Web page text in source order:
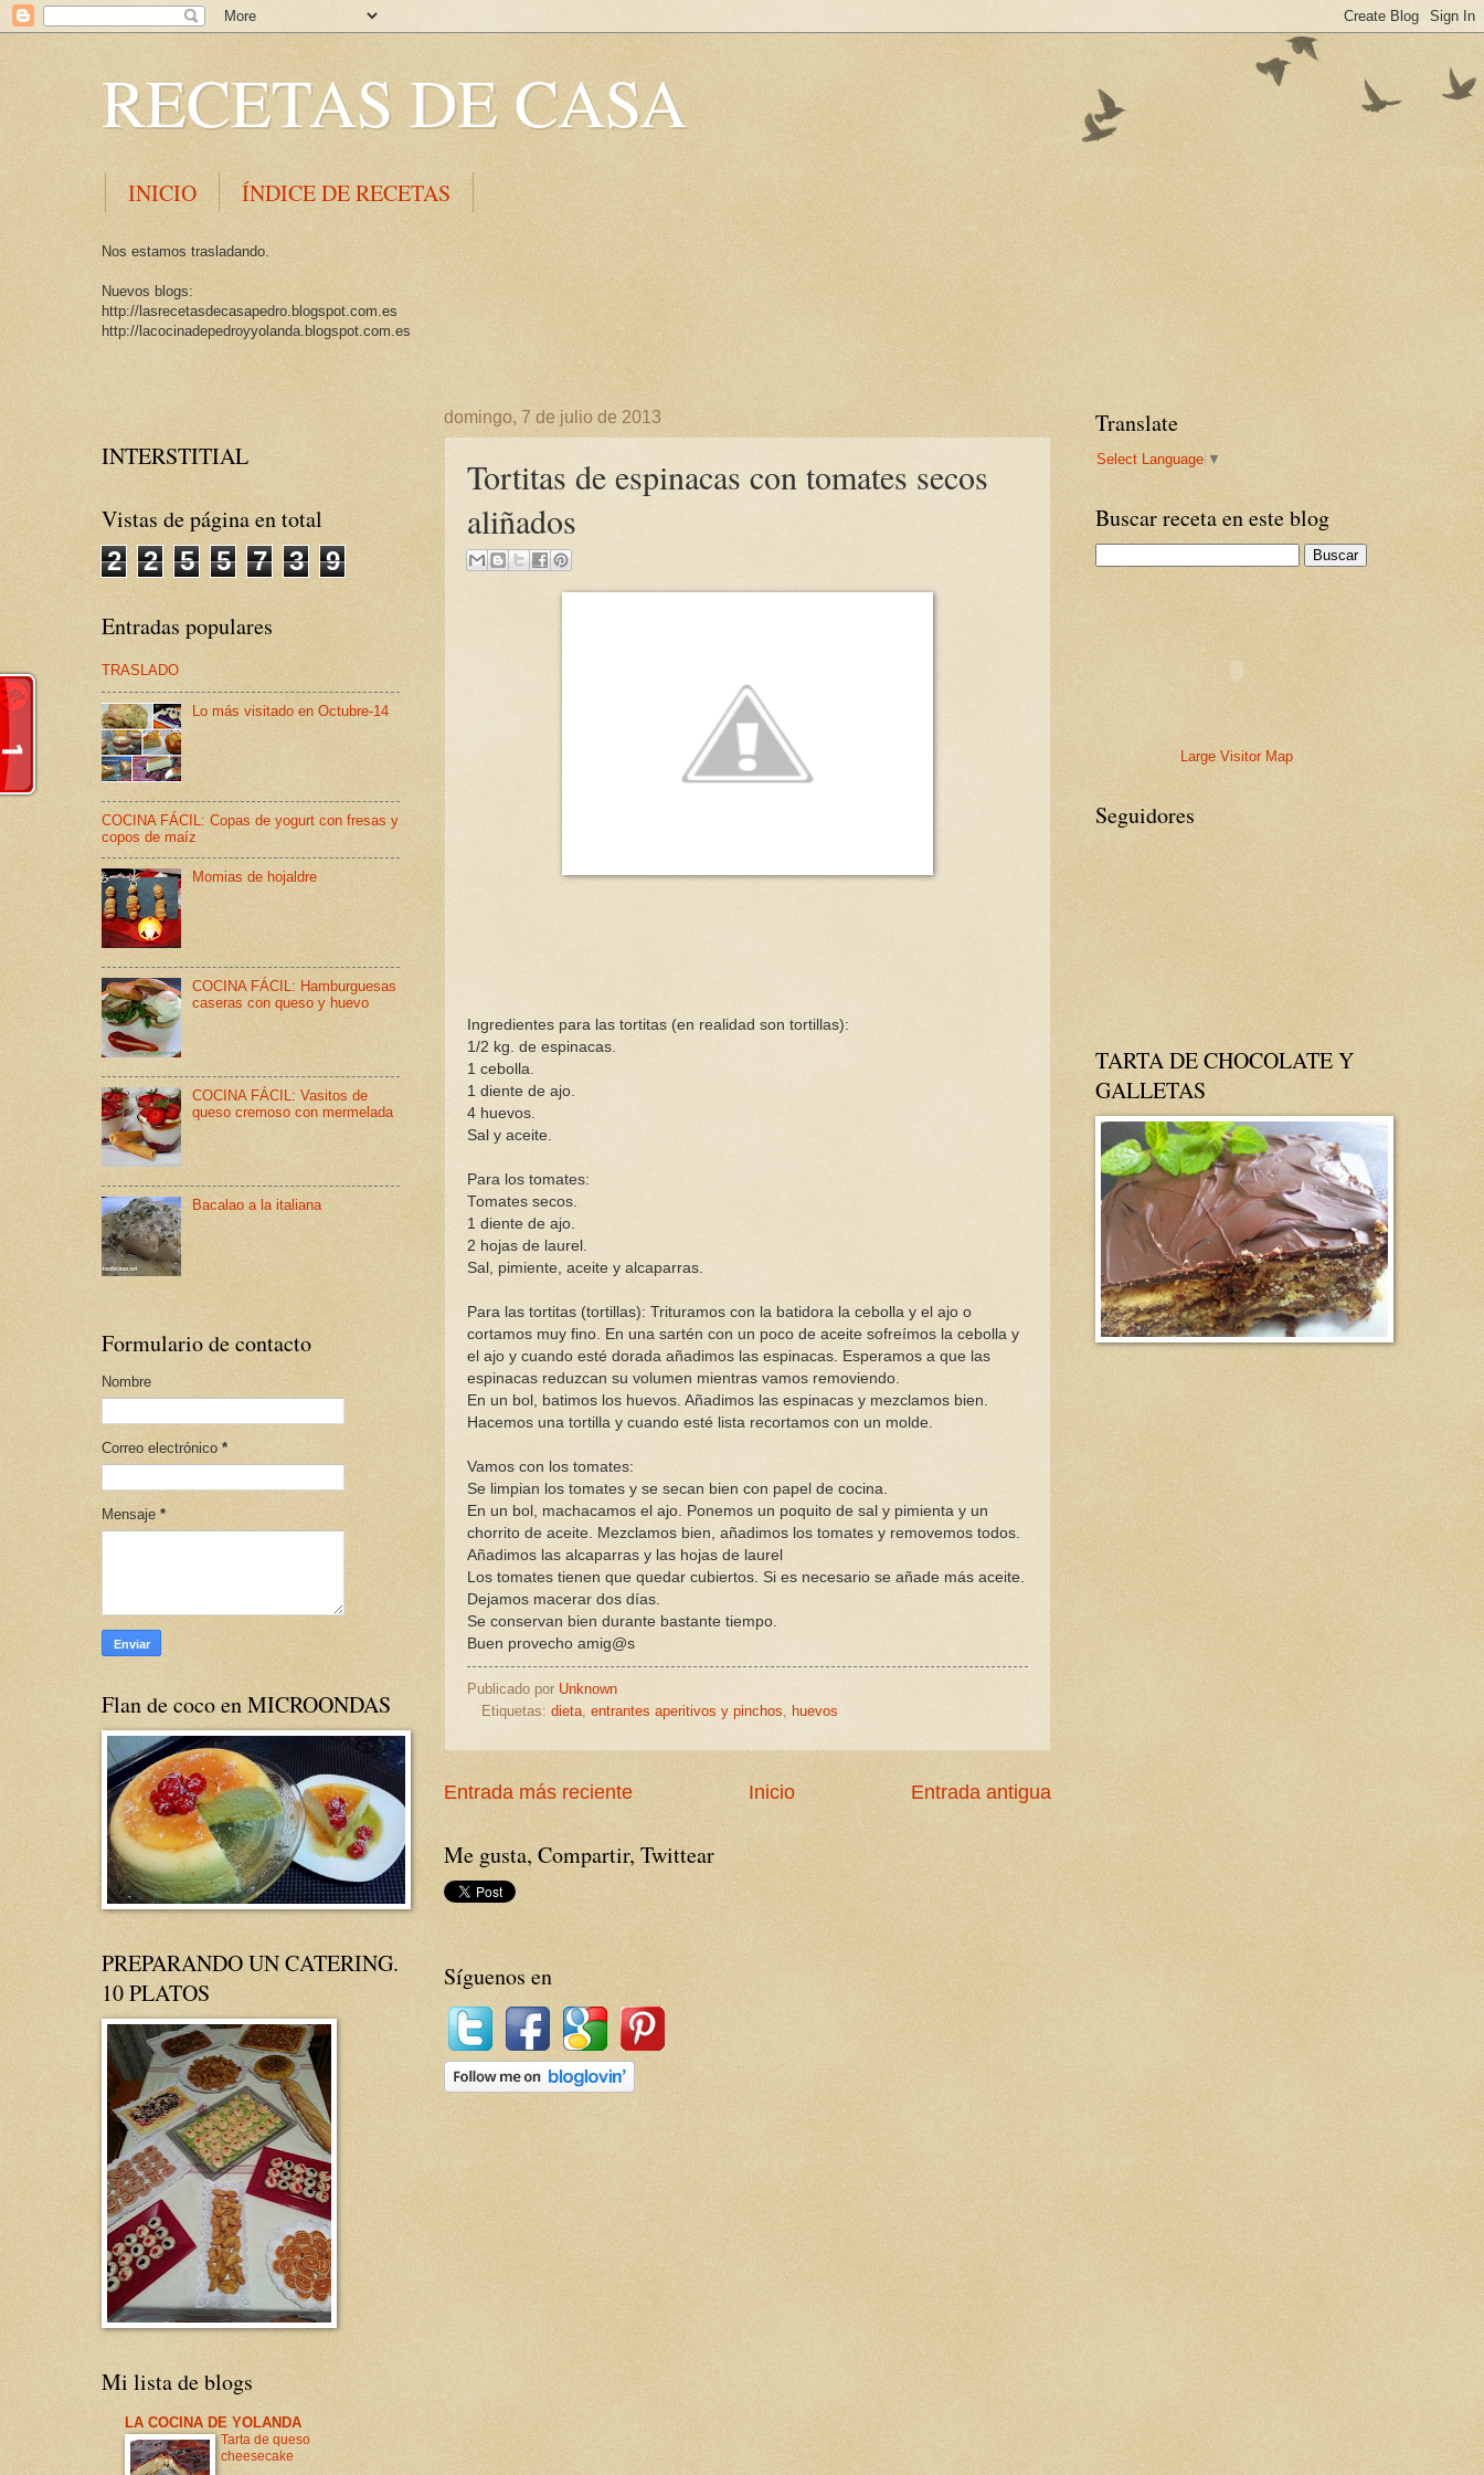
RECETAS DE CASA
INICIO ÍNDICE DE RECETAS
Nos estamos trasladando.
Nuevos blogs:
http://lasrecetasdecasapedro.blogspot.com.es
http://lacocinadepedroyyolanda.blogspot.com.es
domingo, 7 de julio de 2013
Tortitas de espinacas con tomates secos
aliñados
Ingredientes para las tortitas (en realidad son tortillas):
1/2 kg. de espinacas.
1 cebolla.
1 diente de ajo.
4 huevos.
Sal y aceite.
Para los tomates:
Tomates secos.
1 diente de ajo.
2 hojas de laurel.
Sal, pimiente, aceite y alcaparras.
Para las tortitas (tortillas): Trituramos con la batidora la cebolla y el ajo o
cortamos muy fino. En una sartén con un poco de aceite sofreímos la cebolla y
el ajo y cuando esté dorada añadimos las espinacas. Esperamos a que las
espinacas reduzcan su volumen mientras vamos removiendo.
En un bol, batimos los huevos. Añadimos las espinacas y mezclamos bien.
Hacemos una tortilla y cuando esté lista recortamos con un molde.
Vamos con los tomates:
Se limpian los tomates y se secan bien con papel de cocina.
En un bol, machacamos el ajo. Ponemos un poquito de sal y pimienta y un
chorrito de aceite. Mezclamos bien, añadimos los tomates y removemos todos.
Añadimos las alcaparras y las hojas de laurel
Los tomates tienen que quedar cubiertos. Si es necesario se añade más aceite.
Dejamos macerar dos días.
Se conservan bien durante bastante tiempo.
Buen provecho amig@s
Publicado por Unknown
Etiquetas: dieta, entrantes aperitivos y pinchos, huevos
Entrada más reciente Entrada antigua
Inicio
Me gusta, Compartir, Twittear
Síguenos en
INTERSTITIAL
Vistas de página en total
2
2 5 5 7 3 9
Entradas populares
TRASLADO
Lo más visitado en Octubre-14
COCINA FÁCIL: Copas de yogurt con fresas y
copos de maíz
Momias de hojaldre
COCINA FÁCIL: Hamburguesas
caseras con queso y huevo
COCINA FÁCIL: Vasitos de
queso cremoso con mermelada
Bacalao a la italiana
Formulario de contacto
Nombre
Correo electrónico *
Mensaje *
Flan de coco en MICROONDAS
PREPARANDO UN CATERING.
10 PLATOS
Mi lista de blogs
LA COCINA DE YOLANDA
Tarta de queso
cheesecake
Translate
Select Language ▼
Buscar receta en este blog
Large Visitor Map
Seguidores
TARTA DE CHOCOLATE Y
GALLETAS